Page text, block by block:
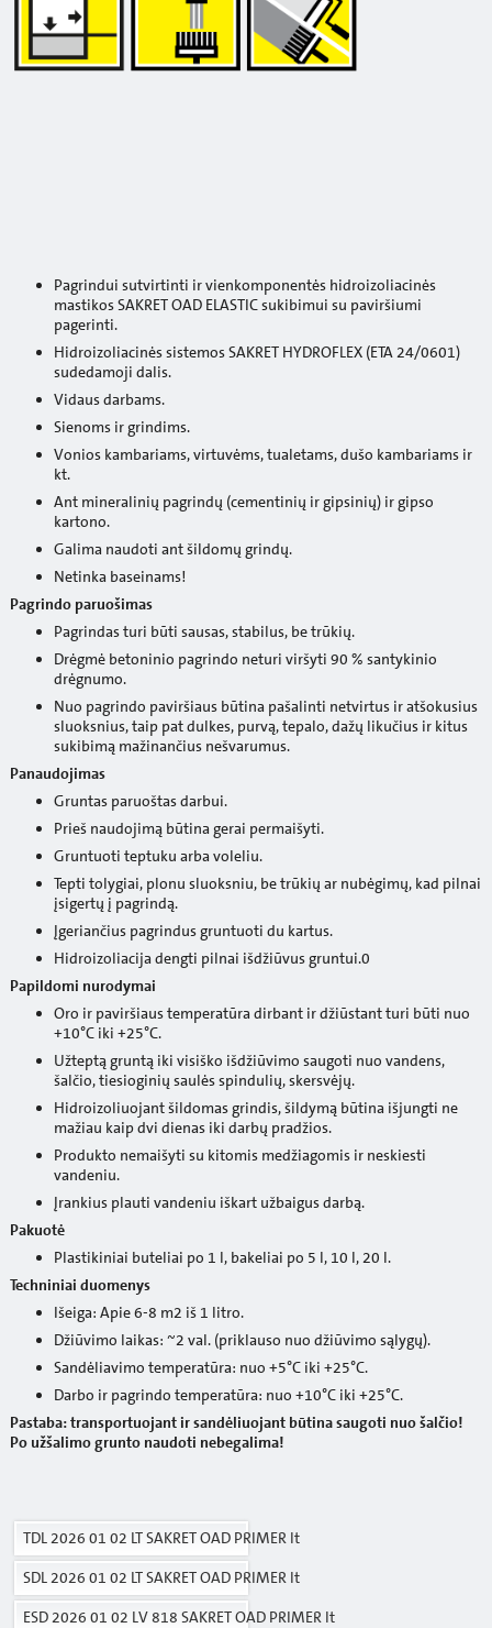
Pagrindui sutvirtinti ir vienkomponentės hidroizoliacinės
mastikos SAKRET OAD ELASTIC sukibimui su paviršiumi
pagerinti.
Hidroizoliacinės sistemos SAKRET HYDROFLEX (ETA 24/0601)
sudedamoji dalis.
Vidaus darbams.
Sienoms ir grindims.
Vonios kambariams, virtuvėms, tualetams, dušo kambariams ir
kt.
Ant mineralinių pagrindų (cementinių ir gipsinių) ir gipso
kartono.
Galima naudoti ant šildomų grindų.
Netinka baseinams!
Pagrindo paruošimas
Pagrindas turi būti sausas, stabilus, be trūkių.
Drėgmė betoninio pagrindo neturi viršyti 90 % santykinio
drėgnumo.
Nuo pagrindo paviršiaus būtina pašalinti netvirtus ir atšokusius
sluoksnius, taip pat dulkes, purvą, tepalo, dažų likučius ir kitus
sukibimą mažinančius nešvarumus.
Panaudojimas
Gruntas paruoštas darbui.
Prieš naudojimą būtina gerai permaišyti.
Gruntuoti teptuku arba voleliu.
Tepti tolygiai, plonu sluoksniu, be trūkių ar nubėgimų, kad pilnai
įsigertų į pagrindą.
Įgeriančius pagrindus gruntuoti du kartus.
Hidroizoliacija dengti pilnai išdžiūvus gruntui.0
Papildomi nurodymai
Oro ir paviršiaus temperatūra dirbant ir džiūstant turi būti nuo
+10°C iki +25°C.
Užteptą gruntą iki visiško išdžiūvimo saugoti nuo vandens,
šalčio, tiesioginių saulės spindulių, skersvėjų.
Hidroizoliuojant šildomas grindis, šildymą būtina išjungti ne
mažiau kaip dvi dienas iki darbų pradžios.
Produkto nemaišyti su kitomis medžiagomis ir neskiesti
vandeniu.
Įrankius plauti vandeniu iškart užbaigus darbą.
Pakuotė
Plastikiniai buteliai po 1 l, bakeliai po 5 l, 10 l, 20 l.
Techniniai duomenys
Išeiga: Apie 6-8 m2 iš 1 litro.
Džiūvimo laikas: ~2 val. (priklauso nuo džiūvimo sąlygų).
Sandėliavimo temperatūra: nuo +5°C iki +25°C.
Darbo ir pagrindo temperatūra: nuo +10°C iki +25°C.
Pastaba: transportuojant ir sandėliuojant būtina saugoti nuo šalčio!
Po užšalimo grunto naudoti nebegalima!
TDL 2026 01 02 LT SAKRET OAD PRIMER lt
SDL 2026 01 02 LT SAKRET OAD PRIMER lt
ESD 2026 01 02 LV 818 SAKRET OAD PRIMER lt